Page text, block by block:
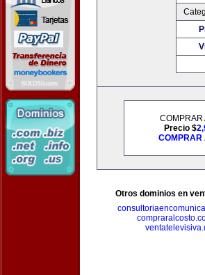
COMPRAR
Precio $
COMPRAR
Otros dominios en